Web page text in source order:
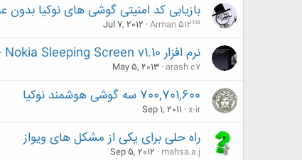
بازیابی کد امنیتی گوشی های نوکیا
Arman 512™
Jul 7, 2012
نرم افزار Nokia Sleeping Screen v1.10 - محافظ صفحه نوکیا
arash c7
May 5, 2013
700,701,600 سه گوشی هوشمند نوکیا
x-ir
Sep 1, 2011
راه حلی برای یکی از مشکل های ویواز
mahsa.a.j
Sep 5, 2012